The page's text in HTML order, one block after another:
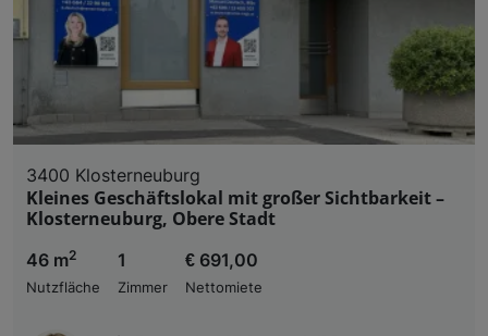
3400 Klosterneuburg
Kleines Geschäftslokal mit großer Sichtbarkeit –
Klosterneuburg, Obere Stadt
46 m2
Nutzfläche
1
Zimmer
€ 691,00
Nettomiete